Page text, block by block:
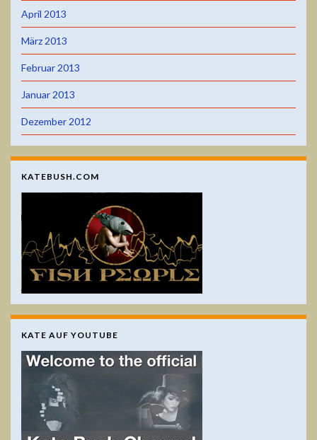
April 2013
März 2013
Februar 2013
Januar 2013
Dezember 2012
KATEBUSH.COM
KATE AUF YOUTUBE